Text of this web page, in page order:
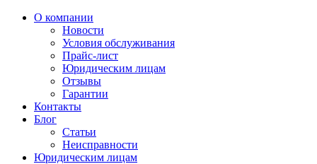
О компании
Новости
Условия обслуживания
Прайс-лист
Юридическим лицам
Отзывы
Гарантии
Контакты
Блог
Статьи
Неисправности
Юридическим лицам